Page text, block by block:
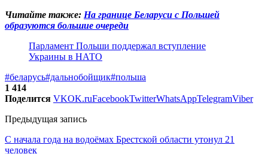
Читайте также: На границе Беларуси с Польшей
образуются большие очереди
Парламент Польши поддержал вступление
Украины в НАТО
#беларусь#дальнобойщик#польша
1 414
Поделится VKOK.ruFacebookTwitterWhatsAppTelegramViber
Предыдущая запись
С начала года на водоёмах Брестской области утонул 21
человек